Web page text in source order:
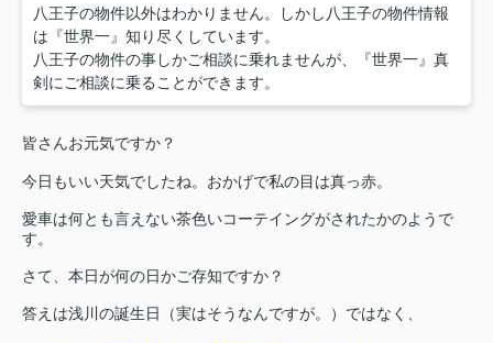
八王子の物件以外はわかりません。しかし八王子の物件情報
は『世界一』知り尽くしています。
八王子の物件の事しかご相談に乗れませんが、『世界一』真
剣にご相談に乗ることができます。
皆さんお元気ですか？
今日もいい天気でしたね。おかげで私の目は真っ赤。
愛車は何とも言えない茶色いコーテイングがされたかのようで
す。
さて、本日が何の日かご存知ですか？
答えは浅川の誕生日（実はそうなんですが。）ではなく、